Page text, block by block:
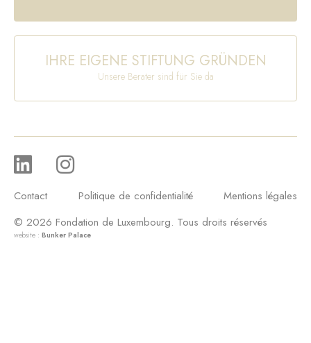
IHRE EIGENE STIFTUNG GRÜNDEN
Unsere Berater sind für Sie da
Contact Politique de confidentialité
Mentions légales
© 2026 Fondation de Luxembourg. Tous droits réservés
website : Bunker Palace